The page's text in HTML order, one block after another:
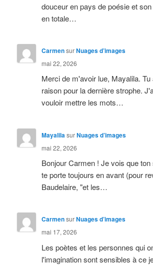
douceur en pays de poésie et
en totale…
CarmensurNuages d’images
mai 22, 2026
Merci de m'avoir lue, Mayalila.
raison pour la dernière strophe.
vouloir mettre les mots…
MayalilasurNuages d’images
mai 22, 2026
Bonjour Carmen ! Je vois que ton
te porte toujours en avant (pour
Baudelaire, "et les…
CarmensurNuages d’images
mai 17, 2026
Les poètes et les personnes qui
l'imagination sont sensibles à ce